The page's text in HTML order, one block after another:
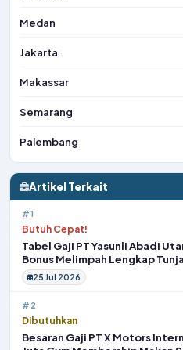
Medan
Jakarta
Makassar
Semarang
Palembang
Artikel Terkait
#1
Butuh Cepat!
Tabel Gaji PT Yasunli Abadi
Bonus Melimpah Lengkap
25 Jul 2026
#2
Dibutuhkan
Besaran Gaji PT X Motors